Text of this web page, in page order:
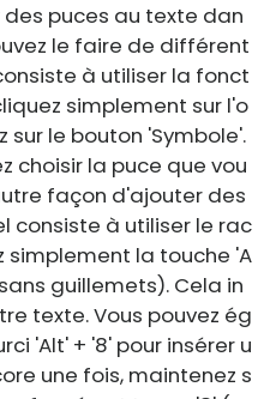
puces au texte dan
le faire de différent
à utiliser la fonct
simplement sur l'o
sur le bouton 'Symbole'.
choisir la puce que vou
façon d'ajouter des
consiste à utiliser le rac
simplement la touche 'A
guillemets). Cela in
texte. Vous pouvez ég
'Alt' + '8' pour insérer u
une fois, maintenez s